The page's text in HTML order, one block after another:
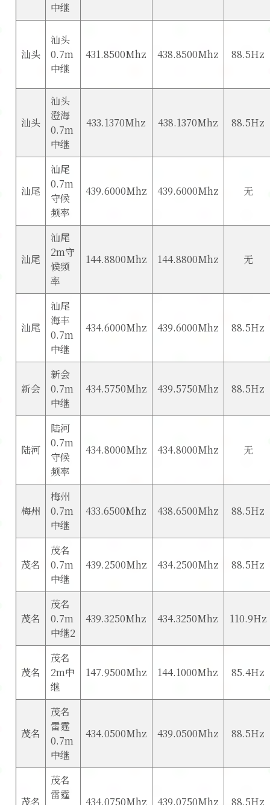
中继
汕头
汕头
0.7m
中继
431.8500Mhz 438.8500Mhz 88.5Hz
汕头
汕头
澄海
0.7m
中继
433.1370Mhz 438.1370Mhz 88.5Hz
汕尾
汕尾
0.7m
守候
频率
439.6000Mhz 439.6000Mhz 无
汕尾
汕尾
2m守
候频
率
144.8800Mhz 144.8800Mhz 无
汕尾
汕尾
海丰
0.7m
中继
434.6000Mhz 439.6000Mhz 88.5Hz
新会
新会
0.7m
中继
434.5750Mhz 439.5750Mhz 88.5Hz
陆河
陆河
0.7m
守候
频率
434.8000Mhz 434.8000Mhz 无
梅州
梅州
0.7m
中继
433.6500Mhz 438.6500Mhz 88.5Hz
茂名
茂名
0.7m
中继
439.2500Mhz 434.2500Mhz 88.5Hz
茂名
茂名
0.7m
中继2
439.3250Mhz 434.3250Mhz 110.9Hz
茂名
茂名
2m中
继
147.9500Mhz 144.1000Mhz 85.4Hz
茂名
茂名
雷霆
0.7m
中继
434.0500Mhz 439.0500Mhz 88.5Hz
茂名
茂名
雷霆
434.0750Mhz 439.0750Mhz 88.5Hz